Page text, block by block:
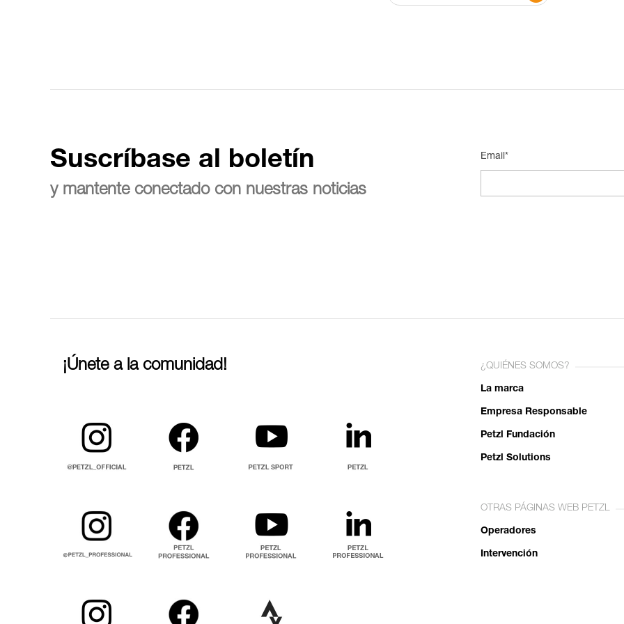
Suscríbase al boletín
y mantente conectado con nuestras noticias
Email*
¡Únete a la comunidad! ¿QUIÉNES SOMOS?
La marca
Empresa Responsable
Petzl Fundación
Petzl Solutions
OTRAS PÁGINAS WEB PETZL
Operadores
Intervención